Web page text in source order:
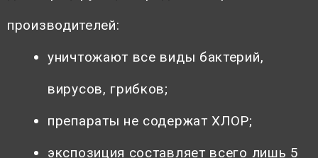
производителей:
уничтожают все виды бактерий,
вирусов, грибков;
препараты не содержат ХЛОР;
экспозиция составляет всего лишь 5